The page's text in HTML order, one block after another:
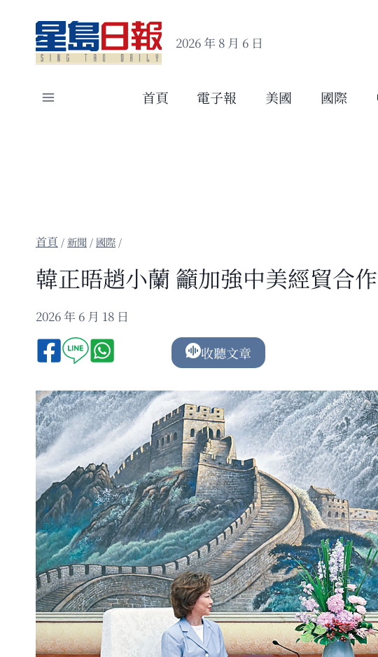
content
2026 年 8 月 6 日
首頁 電子報 美國 國際
/新聞 / 國際 /
韓正晤趙小蘭 籲加強中美經貿合作
2026 年 6 月 18 日
收聽文章